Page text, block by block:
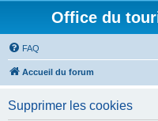
Office du
FAQ
Accueil du forum
Supprimer les cookies